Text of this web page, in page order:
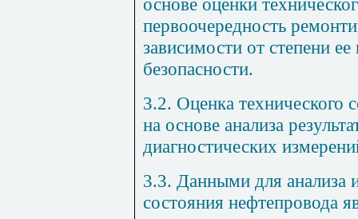
основе оценки
первоочередность
зависимости от степени
безопасности.
3.2. Оценка технического
на основе анализа
диагностических
3.3. Данными для анализа
состояния нефтепровода